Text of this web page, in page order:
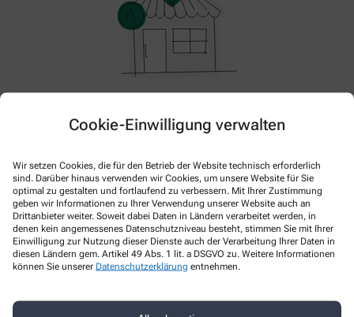
Cookie-Einwilligung verwalten
Wir setzen Cookies, die für den Betrieb der Website technisch erforderlich
sind. Darüber hinaus verwenden wir Cookies, um unsere Website für Sie
optimal zu gestalten und fortlaufend zu verbessern. Mit Ihrer Zustimmung
geben wir Informationen zu Ihrer Verwendung unserer Website auch an
Drittanbieter weiter. Soweit dabei Daten in Ländern verarbeitet werden, in
denen kein angemessenes Datenschutzniveau besteht, stimmen Sie mit Ihrer
Einwilligung zur Nutzung dieser Dienste auch der Verarbeitung Ihrer Daten in
diesen Ländern gem. Artikel 49 Abs. 1 lit. a DSGVO zu. Weitere Informationen
können Sie unserer Datenschutzerklärung entnehmen.
Bitte schauen Sie später wieder vorbei!